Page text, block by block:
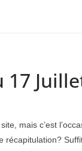
17
mais c’est
récapitulation?